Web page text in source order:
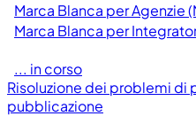
Marca Blanca per Agenzie
Marca Blanca per
... in corso
Risoluzione dei problemi di
pubblicazione